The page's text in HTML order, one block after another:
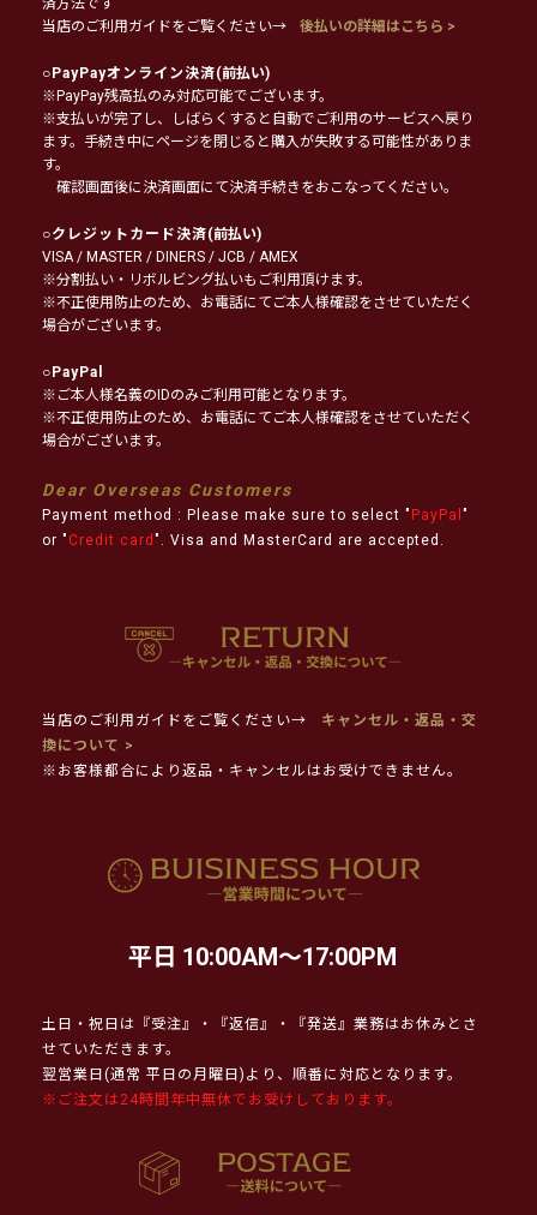
当店のご利用ガイドをご覧ください→
後払いの詳細はこちら >
○PayPayオンライン決済(前払い)
※PayPay残高払のみ対応可能でございます。
※支払いが完了し、しばらくすると自動でご利用のサービスへ戻り
ます。手続き中にページを閉じると購入が失敗する可能性がありま
す。
確認画面後に決済画面にて決済手続きをおこなってください。
○クレジットカード決済(前払い)
VISA / MASTER / DINERS / JCB / AMEX
※分割払い・リボルビング払いもご利用頂けます。
※不正使用防止のため、お電話にてご本人様確認をさせていただく
場合がございます。
○PayPal
※ご本人様名義のIDのみご利用可能となります。
※不正使用防止のため、お電話にてご本人様確認をさせていただく
場合がございます。
Dear Overseas Customers
Payment method : Please make sure to select " PayPal "
or " Credit card ". Visa and MasterCard are accepted.
当店のご利用ガイドをご覧ください→
キャンセル・返品・交
換について >
※お客様都合により返品・キャンセルはお受けできません。
平日 10:00AM～17:00PM
土日・祝日は『受注』・『返信』・『発送』業務はお休みとさ
せていただきます。
翌営業日(通常 平日の月曜日)より、順番に対応となります。
※ご注文は24時間年中無休でお受けしております。